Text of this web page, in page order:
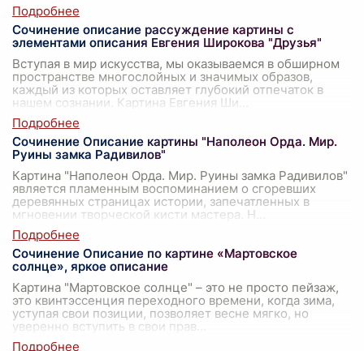
Сочинение описание рассуждение картины с
элементами описания Евгения Широкова "Друзья"
Вступая в мир искусства, мы оказываемся в обширном
пространстве многослойных и значимых образов,
каждый из которых оставляет глубокий отпечаток в
нашем сознании. Картина Евгения Ши
Сочинение Описание картины "Наполеон Орда. Мир.
Руины замка Радивилов"
Картина "Наполеон Орда. Мир. Руины замка Радивилов"
является пламенным воспоминанием о сгоревших
деревянных страницах истории, запечатленных в
мгновении творческой кисти мастера. Н
Сочинение Описание по картине «Мартовское
солнце», яркое описание
Картина "Мартовское солнце" – это не просто пейзаж,
это квинтэссенция переходного времени, когда зима,
уступая свои позиции, позволяет весне мягко, но
уверенно вступить в свои прав